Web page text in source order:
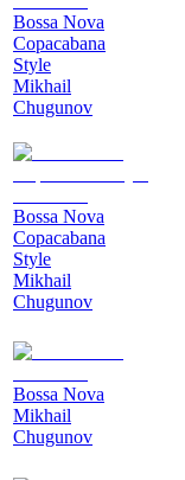
Bossa Nova
Copacabana
Style
Mikhail
Chugunov
Bossa Nova
Copacabana
Style
Mikhail
Chugunov
Bossa Nova
Mikhail
Chugunov